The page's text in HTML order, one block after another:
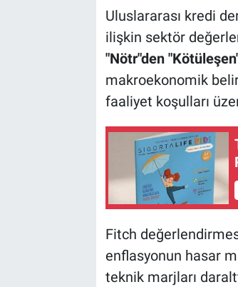
Uluslararası kredi
ilişkin sektör
"Nötr"den
makroekonomik
faaliyet koşulları
Fitch
enflasyonun hasar
teknik marjları